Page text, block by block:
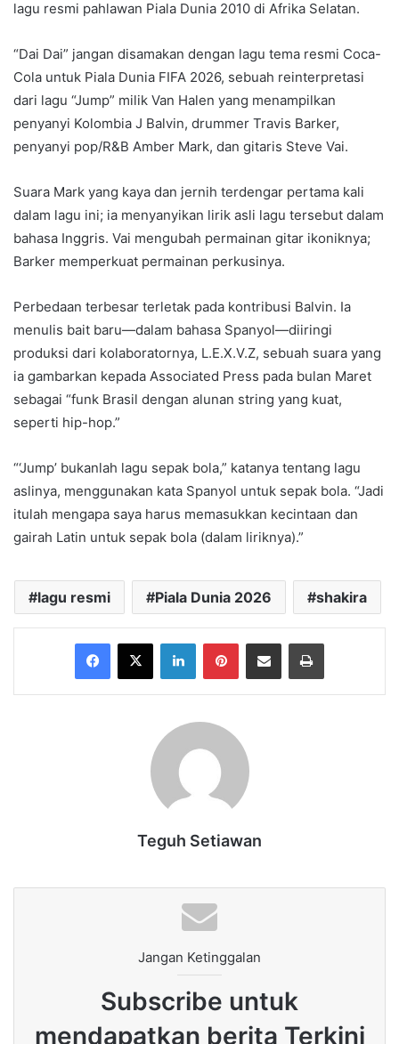
lagu resmi pahlawan Piala Dunia 2010 di Afrika Selatan.
“Dai Dai” jangan disamakan dengan lagu tema resmi Coca-
Cola untuk Piala Dunia FIFA 2026, sebuah reinterpretasi
dari lagu “Jump” milik Van Halen yang menampilkan
penyanyi Kolombia J Balvin, drummer Travis Barker,
penyanyi pop/R&B Amber Mark, dan gitaris Steve Vai.
Suara Mark yang kaya dan jernih terdengar pertama kali
dalam lagu ini; ia menyanyikan lirik asli lagu tersebut dalam
bahasa Inggris. Vai mengubah permainan gitar ikoniknya;
Barker memperkuat permainan perkusinya.
Perbedaan terbesar terletak pada kontribusi Balvin. Ia
menulis bait baru—dalam bahasa Spanyol—diiringi
produksi dari kolaboratornya, L.E.X.V.Z, sebuah suara yang
ia gambarkan kepada Associated Press pada bulan Maret
sebagai “funk Brasil dengan alunan string yang kuat,
seperti hip-hop.”
“‘Jump’ bukanlah lagu sepak bola,” katanya tentang lagu
aslinya, menggunakan kata Spanyol untuk sepak bola. “Jadi
itulah mengapa saya harus memasukkan kecintaan dan
gairah Latin untuk sepak bola (dalam liriknya).”
lagu resmi Piala Dunia 2026 shakira
Facebook
X LinkedInPinterestShare via Email Print
Teguh Setiawan
Jangan Ketinggalan
Subscribe untuk
mendapatkan berita Terkini